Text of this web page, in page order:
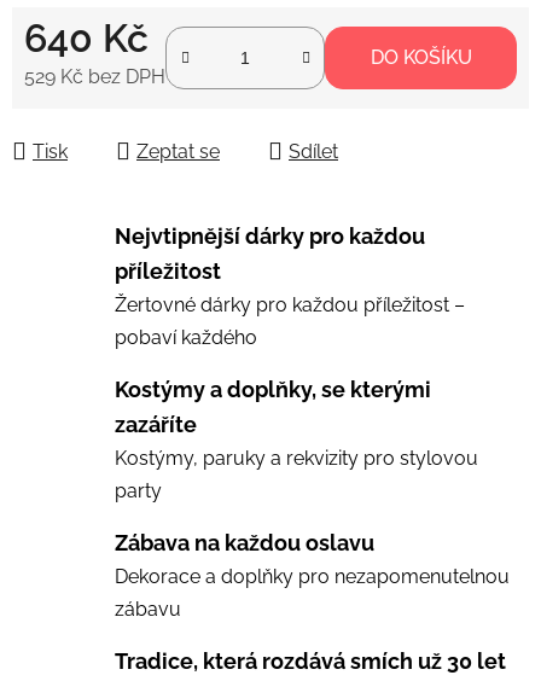
640 Kč
529 Kč bez DPH
DO KOŠÍKU
Tisk Zeptat se Sdílet
Nejvtipnější dárky pro každou
příležitost
Žertovné dárky pro každou příležitost –
pobaví každého
Kostýmy a doplňky, se kterými
zazáříte
Kostýmy, paruky a rekvizity pro stylovou
party
Zábava na každou oslavu
Dekorace a doplňky pro nezapomenutelnou
zábavu
Tradice, která rozdává smích už 30 let